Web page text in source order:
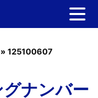
» 125100607
ナンバー